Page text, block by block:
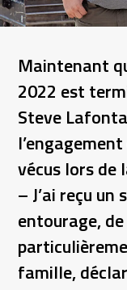
Maintenant
2022 est
Steve
vécus lors de
– J’ai reçu
entourage,
famille,